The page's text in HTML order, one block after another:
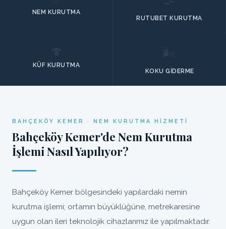
NEM KURUTMA
RUTUBET KURUTMA
KÜF KURUTMA
KOKU GIDERME
BAHÇEKÖY KEMER · NEM KURUTMA HIZMETI
Bahçeköy Kemer'de Nem Kurutma
İşlemi Nasıl Yapılıyor?
Bahçeköy Kemer bölgesindeki yapılardaki nemin
kurutma işlemi; ortamın büyüklüğüne, metrekaresine
uygun olan ileri teknolojik cihazlarımız ile yapılmaktadır.